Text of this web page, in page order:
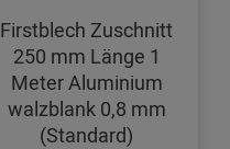
Firstblech Zuschnitt
250 mm Länge 1
Meter Aluminium
walzblank 0,8 mm
(Standard)